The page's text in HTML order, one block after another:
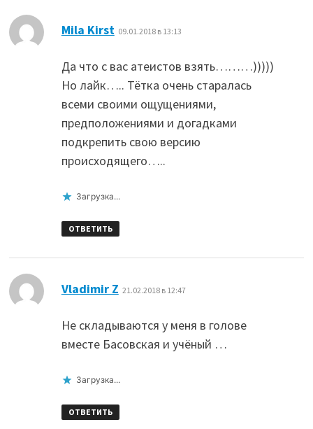
Mila Kirst 09.01.2018 в 13:13
Да что с вас атеистов взять………)))))
Но лайк….. Тётка очень старалась
всеми своими ощущениями,
предположениями и догадками
подкрепить свою версию
происходящего…..
Загрузка...
ОТВЕТИТЬ
Vladimir Z 21.02.2018 в 12:47
Не складываются у меня в голове
вместе Басовская и учёный …
Загрузка...
ОТВЕТИТЬ